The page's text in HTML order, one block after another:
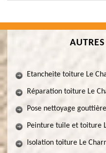
Etancheite toiture Le
Réparation toiture Le
Pose nettoyage
Peinture tuile et toiture
Isolation toiture Le